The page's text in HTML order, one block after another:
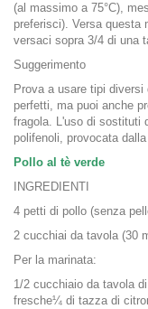
(al massimo a 75°C),
preferisci). Versa questa
versaci sopra 3/4 di una
Suggerimento
Prova a usare tipi
perfetti, ma puoi anche
fragola. L'uso di sostituti
polifenoli, provocata
Pollo al tè verde
INGREDIENTI
4 petti di pollo (senza
2 cucchiai da tavola (30
Per la marinata:
1/2 cucchiaio da tavola
fresche¼ di tazza di